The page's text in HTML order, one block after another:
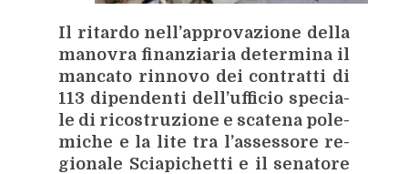
Il ri­tar­do nel­l’ap­pro­va­zio­ne del­la
ma­no­vra fi­nan­zia­ria de­ter­mi­na il
man­ca­to rin­no­vo dei con­trat­ti di
113 di­pen­den­ti del­l’uf­fi­cio spe­cia­
le di ri­co­stru­zio­ne e sca­te­na po­le­
mi­che e la lite tra l’as­ses­so­re re­
gio­na­le Scia­pi­chet­ti e il se­na­to­re